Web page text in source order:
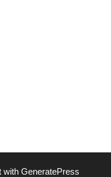
with GeneratePress